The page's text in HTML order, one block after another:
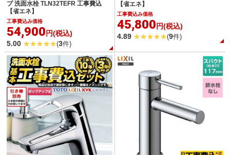
プ 洗面水栓 TLN32TEFR 工事費込
【省エネ】
工事費込み価格
54,900 円(税込)
5.00
(3件)
【省エネ】
工事費込み価格
45,800 円(税込)
4.89
(9件)